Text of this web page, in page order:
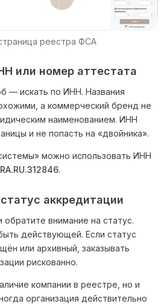
реестра ФСА
или номер аттестата
— искать по ИНН. Названия
а коммерческий бренд не
наименованием. ИНН
и не попасть на «двойника».
можно использовать ИНН
RA.RU.312846.
аккредитации
обратите внимание на статус.
действующей. Если статус
или архивный, заказывать
рискованно.
компании в реестре, но и
организация действительно